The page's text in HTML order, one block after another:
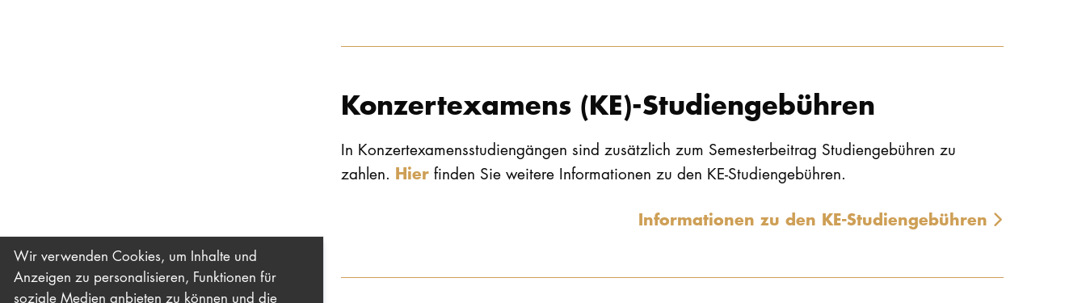
Konzertexamens (KE)-Studiengebühren
In Konzertexamensstudiengängen sind zusätzlich zum Semesterbeitrag Studiengebühren zu
zahlen. Hier finden Sie weitere Informationen zu den KE-Studiengebühren.
Informationen zu den KE-Studiengebühren
Wir verwenden Cookies, um Inhalte und
Anzeigen zu personalisieren, Funktionen für
soziale Medien anbieten zu können und die